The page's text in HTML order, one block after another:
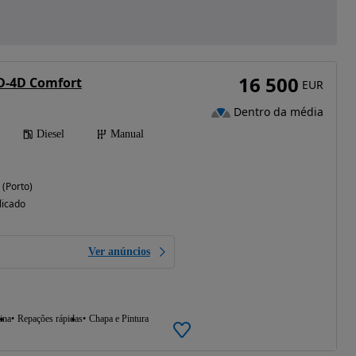
4D Comfort
Diesel
Manual
Ver anúncios
Repações rápidas Chapa e Pintura
16 500 EUR
Dentro da média